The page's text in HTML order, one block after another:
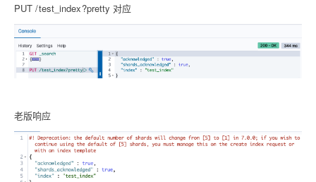
PUT /test_index?pretty 对应
老版响应